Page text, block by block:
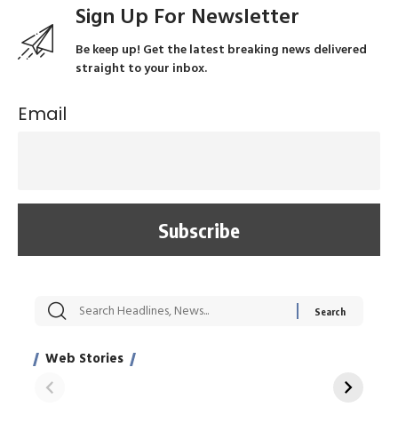
Sign Up For Newsletter
Be keep up! Get the latest breaking news delivered
straight to your inbox.
Email
Web Stories
सट्टेबाजी में अरेस्ट हुए
साहिल खान
रोज एक कच्चे लहसुन